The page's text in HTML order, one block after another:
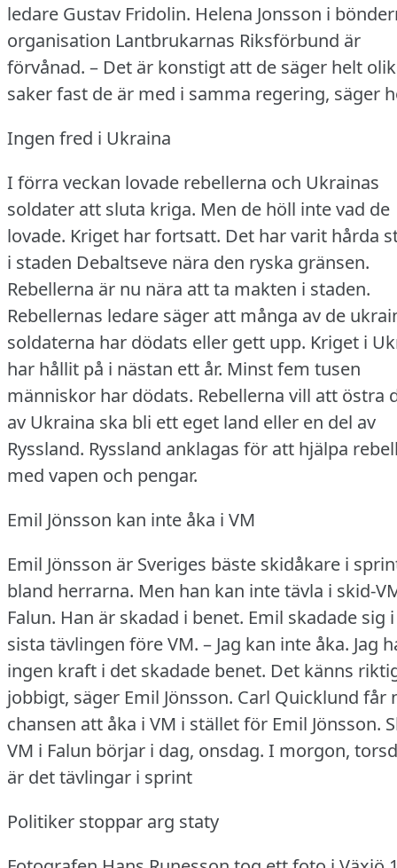
ledare Gustav Fridolin. Helena Jonsson i
organisation Lantbrukarnas Riksförbund är
förvånad. – Det är konstigt att de säger helt
saker fast de är med i samma regering, säger
Ingen fred i Ukraina
I förra veckan lovade rebellerna och Ukrainas
soldater att sluta kriga. Men de höll inte vad de
lovade. Kriget har fortsatt. Det har varit hårda
i staden Debaltseve nära den ryska gränsen.
Rebellerna är nu nära att ta makten i staden.
Rebellernas ledare säger att många av de
soldaterna har dödats eller gett upp. Kriget i
har hållit på i nästan ett år. Minst fem tusen
människor har dödats. Rebellerna vill att östra
av Ukraina ska bli ett eget land eller en del av
Ryssland. Ryssland anklagas för att hjälpa
med vapen och pengar.
Emil Jönsson kan inte åka i VM
Emil Jönsson är Sveriges bäste skidåkare i
bland herrarna. Men han kan inte tävla i skid-
Falun. Han är skadad i benet. Emil skadade sig
sista tävlingen före VM. – Jag kan inte åka. Jag
ingen kraft i det skadade benet. Det känns
jobbigt, säger Emil Jönsson. Carl Quicklund får
chansen att åka i VM i stället för Emil Jönsson.
VM i Falun börjar i dag, onsdag. I morgon,
är det tävlingar i sprint
Politiker stoppar arg staty